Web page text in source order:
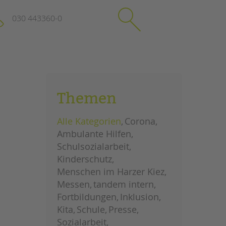
Impressum
Datenschutz
Hinweisgebersystem
Intranet
schließen
030 443360-0
SuchenThemen
Alle Kategorien Corona
Ambulante Hilfen
Schulsozialarbeit
Kinderschutz
Menschen im Harzer Kiez
Messen tandem intern
Fortbildungen Inklusion
Kita Schule Presse
Sozialarbeit